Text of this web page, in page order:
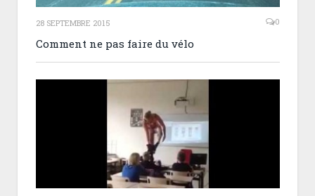
28 SEPTEMBRE 2015 0
Comment ne pas faire du vélo